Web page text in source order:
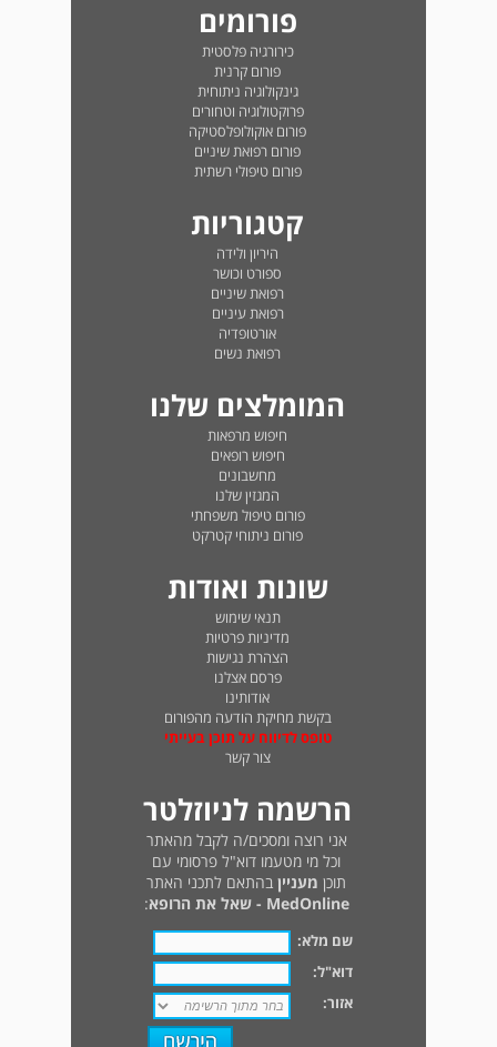
פורומים
כירורגיה פלסטית
פורום קרנית
גינקולוגיה ניתוחית
פרוקטולוגיה וטחורים
פורום אוקולופלסטיקה
פורום רפואת שיניים
פורום טיפולי רשתית
קטגוריות
היריון ולידה
ספורט וכושר
רפואת שיניים
רפואת עיניים
אורטופדיה
רפואת נשים
המומלצים שלנו
חיפוש מרפאות
חיפוש רופאים
מחשבונים
המגזין שלנו
פורום טיפול משפחתי
פורום ניתוחי קטרקט
שונות ואודות
תנאי שימוש
מדיניות פרטיות
הצהרת נגישות
פרסם אצלנו
אודותינו
בקשת מחיקת הודעה מהפורום
טופס לדיווח על תוכן בעייתי
צור קשר
הרשמה לניוזלטר
אני רוצה ומסכים/ה לקבל מהאתר
וכל מי מטעמו דוא"ל פרסומי עם
תוכן מעניין בהתאם לתכני האתר
MedOnline - שאל את הרופא
:
שם מלא:
דוא"ל:
אזור: